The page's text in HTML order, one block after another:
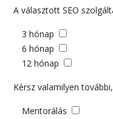
A választott SEO
3 hónap
6 hónap
12 hónap
Kérsz valamilyen
Mentorálás